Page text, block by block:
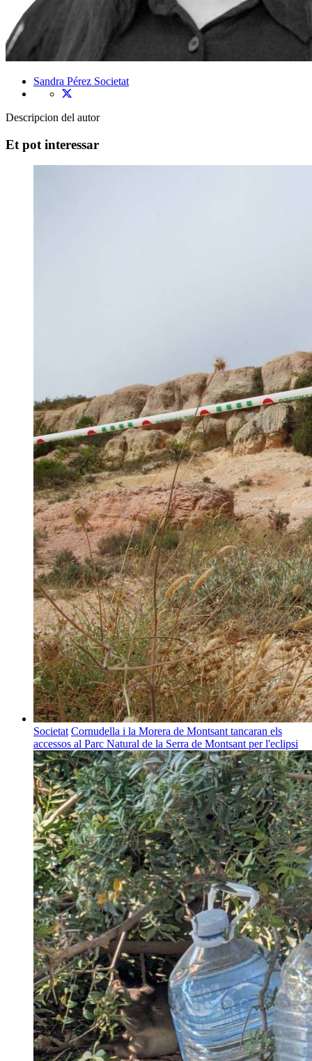
Sandra Pérez Societat
Descripcion del autor
Et pot interessar
Societat Cornudella i la Morera de Montsant tancaran els
accessos al Parc Natural de la Serra de Montsant per l'eclipsi